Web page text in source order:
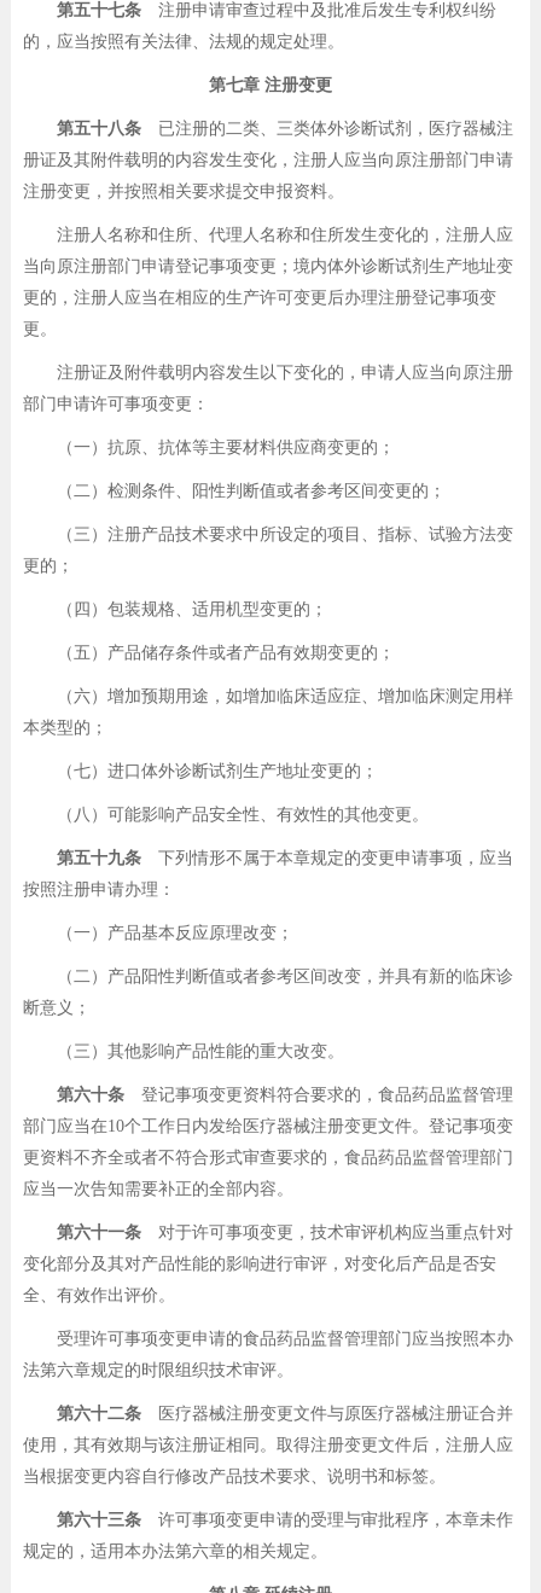
第五十七条注册申请审查过程中及批准后发生专利权纠纷
的，应当按照有关法律、法规的规定处理。
第七章 注册变更
第五十八条已注册的二类、三类体外诊断试剂，医疗器械注
册证及其附件载明的内容发生变化，注册人应当向原注册部门申请
注册变更，并按照相关要求提交申报资料。
注册人名称和住所、代理人名称和住所发生变化的，注册人应
当向原注册部门申请登记事项变更；境内体外诊断试剂生产地址变
更的，注册人应当在相应的生产许可变更后办理注册登记事项变
更。
注册证及附件载明内容发生以下变化的，申请人应当向原注册
部门申请许可事项变更：
（一）抗原、抗体等主要材料供应商变更的；
（二）检测条件、阳性判断值或者参考区间变更的；
（三）注册产品技术要求中所设定的项目、指标、试验方法变
更的；
（四）包装规格、适用机型变更的；
（五）产品储存条件或者产品有效期变更的；
（六）增加预期用途，如增加临床适应症、增加临床测定用样
本类型的；
（七）进口体外诊断试剂生产地址变更的；
（八）可能影响产品安全性、有效性的其他变更。
第五十九条下列情形不属于本章规定的变更申请事项，应当
按照注册申请办理：
（一）产品基本反应原理改变；
（二）产品阳性判断值或者参考区间改变，并具有新的临床诊
断意义；
（三）其他影响产品性能的重大改变。
第六十条登记事项变更资料符合要求的，食品药品监督管理
部门应当在10个工作日内发给医疗器械注册变更文件。登记事项变
更资料不齐全或者不符合形式审查要求的，食品药品监督管理部门
应当一次告知需要补正的全部内容。
第六十一条对于许可事项变更，技术审评机构应当重点针对
变化部分及其对产品性能的影响进行审评，对变化后产品是否安
全、有效作出评价。
受理许可事项变更申请的食品药品监督管理部门应当按照本办
法第六章规定的时限组织技术审评。
第六十二条医疗器械注册变更文件与原医疗器械注册证合并
使用，其有效期与该注册证相同。取得注册变更文件后，注册人应
当根据变更内容自行修改产品技术要求、说明书和标签。
第六十三条许可事项变更申请的受理与审批程序，本章未作
规定的，适用本办法第六章的相关规定。